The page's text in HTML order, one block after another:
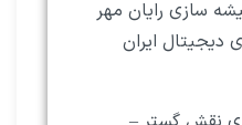
سازی رایان مهر
دیجیتال ایران